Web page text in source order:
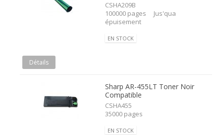
CSHA209B
100000 pages Jus'qua
épuisement
EN STOCK
Détails
Sharp AR-455LT Toner Noir
Compatible
CSHA455
35000 pages
EN STOCK